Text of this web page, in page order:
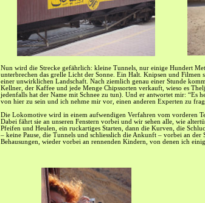
Nun wird die Strecke gefährlich: kleine Tunnels, nur einige Hundert
unterbrechen das grelle Licht der Sonne. Ein Halt. Knipsen und Filmen
einer unwirklichen Landschaft. Nach ziemlich genau einer Stunde
Kellner, der Kaffee und jede Menge Chipssorten verkauft, wieso es
jedenfalls hat der Name mit Schnee zu tun). Und er antwortet mir: “Es
von hier zu sein und ich nehme mir vor, einen anderen Experten zu
Die Lokomotive wird in einem aufwendigen Verfahren vom vorderen
Dabei fährt sie an unseren Fenstern vorbei und wir sehen alle, wie
Pfeifen und Heulen, ein ruckartiges Starten, dann die Kurven, die
– keine Pause, die Tunnels und schliesslich die Ankunft – vorbei an der
Behausungen, wieder vorbei an rennenden Kindern, von denen ich